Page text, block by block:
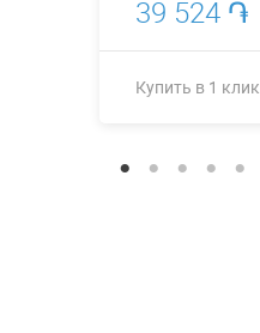
39 524 ֏
Купить в 1 клик